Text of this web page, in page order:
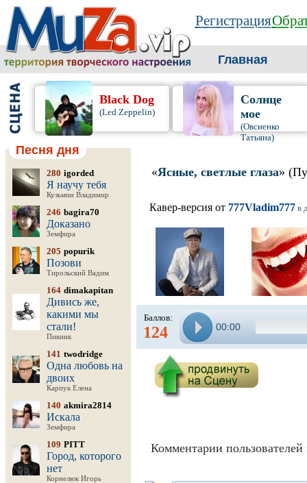
Регистрация
Главная
Black Dog
(Led Zeppelin)
Солнце
мое
(Овсиенко
Татьяна)
Песня дня
280 igorded
Я научу тебя
Кузьмин Владимир
246 bagira70
Доказано
Земфира
205 popurik
Позови
Тирольский Вадим
164 dimakapitan
Дивись же,
какими мы
стали!
Пикник
141 twodridge
Одна любовь на
двоих
Карпук Елена
140 akmira2814
Искала
Земфира
109 PITT
Город, которого
нет
Корнелюк Игорь
«Ясные, светлые глаза»
Кавер-версия от 777Vladim777 в
Баллов:
124 00:00
Комментарии пользователей